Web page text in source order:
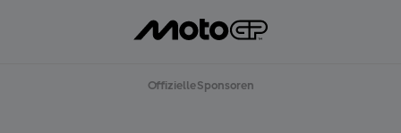
Offizielle Sponsoren